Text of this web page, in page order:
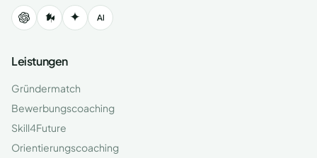
Leistungen
Gründermatch
Bewerbungscoaching
Skill4Future
Orientierungscoaching